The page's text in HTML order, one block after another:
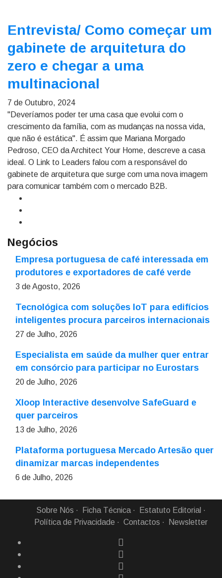
Entrevista/ Como começar um
gabinete de arquitetura do
zero e chegar a uma
multinacional
7 de Outubro, 2024
"Deveríamos poder ter uma casa que evolui com o
crescimento da família, com as mudanças na nossa vida,
que não é estática". É assim que Mariana Morgado
Pedroso, CEO da Architect Your Home, descreve a casa
ideal. O Link to Leaders falou com a responsável do
gabinete de arquitetura que surge com uma nova imagem
para comunicar também com o mercado B2B.
Negócios
Empresa portuguesa de café interessada em
produtores e exportadores de café verde
3 de Agosto, 2026
Tecnológica com soluções IoT para edifícios
inteligentes procura parceiros internacionais
27 de Julho, 2026
Especialista em saúde da mulher quer entrar
em consórcio para participar no Eurostars
20 de Julho, 2026
Xloop Interactive desenvolve SafeGuard e
quer parceiros
13 de Julho, 2026
Plataforma portuguesa Mercado Artesão quer
dinamizar marcas independentes
6 de Julho, 2026
Sobre Nós Ficha Técnica
Estatuto Editorial
Política de Privacidade
Contactos Newsletter